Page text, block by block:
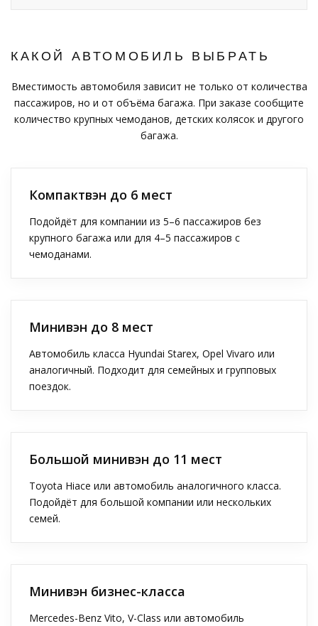
КАКОЙ АВТОМОБИЛЬ ВЫБРАТЬ
Вместимость автомобиля зависит не только от количества
пассажиров, но и от объёма багажа. При заказе сообщите
количество крупных чемоданов, детских колясок и другого
багажа.
Компактвэн до 6 мест
Подойдёт для компании из 5–6 пассажиров без
крупного багажа или для 4–5 пассажиров с
чемоданами.
Минивэн до 8 мест
Автомобиль класса Hyundai Starex, Opel Vivaro или
аналогичный. Подходит для семейных и групповых
поездок.
Большой минивэн до 11 мест
Toyota Hiace или автомобиль аналогичного класса.
Подойдёт для большой компании или нескольких
семей.
Минивэн бизнес-класса
Mercedes-Benz Vito, V-Class или автомобиль